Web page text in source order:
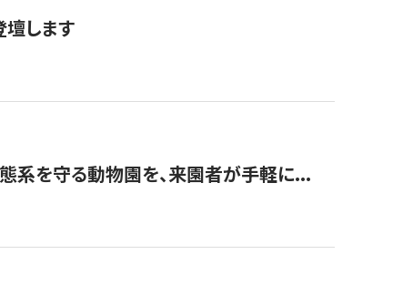
壇します
系を守る動物園を、来園者が手軽に...